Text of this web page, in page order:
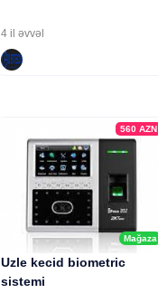
4 il əvvəl
Mağaza
560 AZN
Uzle kecid biometric
sistemi